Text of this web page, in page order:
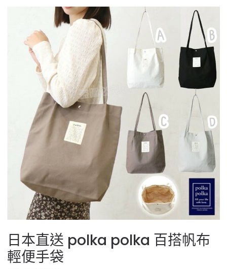
日本直送 polka polka 百搭帆布
輕便手袋